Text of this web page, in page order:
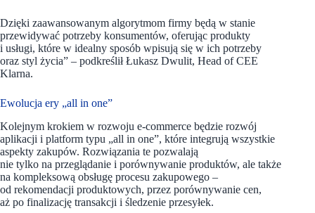
Dzięki zaawansowanym algorytmom firmy będą w stanie
przewidywać potrzeby konsumentów, oferując produkty
i usługi, które w idealny sposób wpisują się w ich potrzeby
oraz styl życia” – podkreślił Łukasz Dwulit, Head of CEE
Klarna.
Ewolucja ery „all in one”
Kolejnym krokiem w rozwoju e-commerce będzie rozwój
aplikacji i platform typu „all in one”, które integrują wszystkie
aspekty zakupów. Rozwiązania te pozwalają
nie tylko na przeglądanie i porównywanie produktów, ale także
na kompleksową obsługę procesu zakupowego –
od rekomendacji produktowych, przez porównywanie cen,
aż po finalizację transakcji i śledzenie przesyłek.